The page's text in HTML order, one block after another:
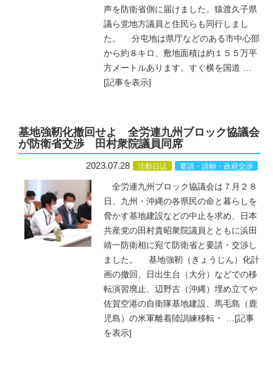
声を防衛省側に届けました。猿渡久子県
議ら党地方議員と住民らも同行しまし
た。 分屯地は県庁などのある市中心部
から約８キロ、敷地面積は約１５５万平
方メートルあります。すぐ横を国道 …
[記事を表示]
基地強靭化撤回せよ 全労連九州ブロック協議会
が防衛省交渉 田村衆院議員同席
2023.07.28 活動日誌 要請・請願・政府交渉
全労連九州ブロック協議会は７月２８
日、九州・沖縄の各県民の命と暮らしを
脅かす基地建設などの中止を求め、日本
共産党の田村貴昭衆院議員とともに浜田
靖一防衛相に宛て防衛省と要請・交渉し
ました。 基地強靭（きょうじん）化計
画の撤回、日出生台（大分）などでの移
転演習廃止、辺野古（沖縄）埋め立てや
佐賀空港の自衛隊基地建設、馬毛島（鹿
児島）の米軍離着陸訓練移転・
… [記事
を表示]